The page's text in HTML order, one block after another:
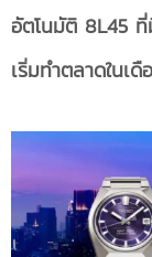
อัตโนมัติ 8L45
เริ่มทำตลาดในเ